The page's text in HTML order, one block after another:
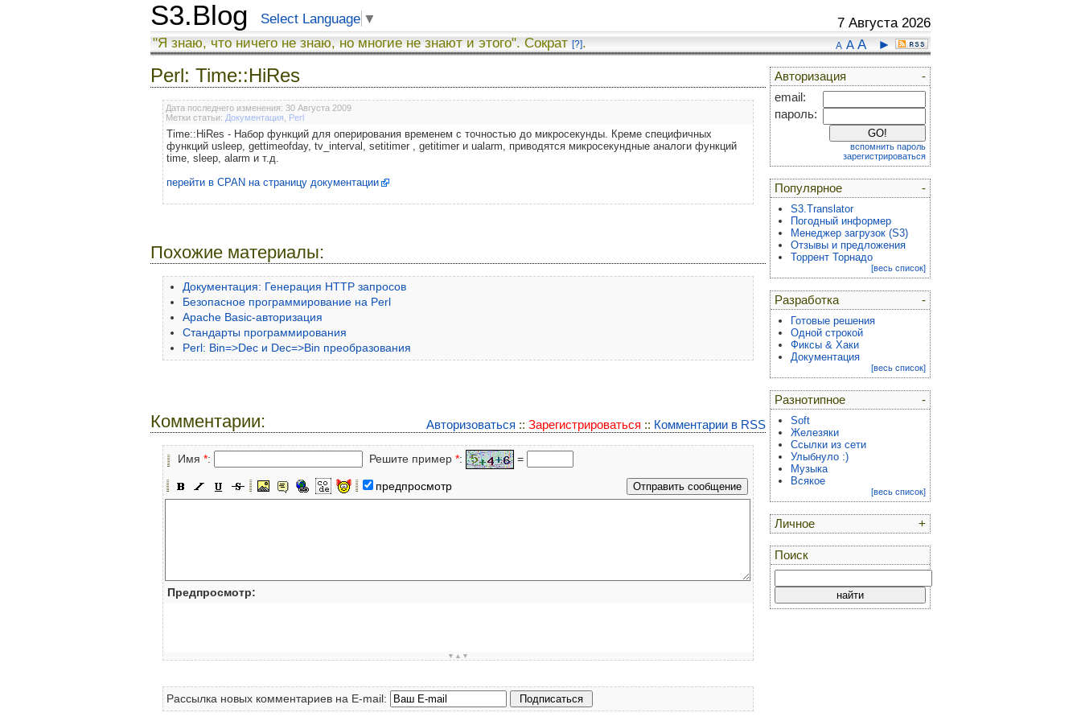
S3.Blog Select Language ▼ 7 Августа 2026
A A A ►
"Я знаю, что ничего не знаю, но многие не знают и этого". Сократ [?].
Perl: Time::HiRes
Дата последнего изменения: 30 Августа 2009
Метки статьи: Документация Perl
Time::HiRes - Набор функций для оперирования временем с точностью до микросекунды. Креме специфичных
функций usleep, gettimeofday, tv_interval, setitimer , getitimer и ualarm, приводятся микросекундные аналоги функций
time, sleep, alarm и т.д.
перейти в CPAN на страницу документации
Похожие материалы:
Документация: Генерация HTTP запросов
Безопасное программирование на Perl
Apache Basic-авторизация
Стандарты программирования
Perl: Bin=>Dec и Dec=>Bin преобразования
Авторизоваться :: Зарегистрироваться :: Комментарии в RSS
Комментарии:
Имя *: Решите пример *: =
предпросмотр
Предпросмотр:
▼▲▼
Рассылка новых комментариев на E-mail:
-
Авторизация
email:
пароль:
вспомнить пароль
зарегистрироваться
-
Популярное
S3.Translator
Погодный информер
Менеджер загрузок (S3)
Отзывы и предложения
Торрент Торнадо
[весь список]
-
Разработка
Готовые решения
Одной строкой
Фиксы & Хаки
Документация
[весь список]
-
Разнотипное
Soft
Железяки
Ссылки из сети
Улыбнуло :)
Музыка
Всякое
[весь список]
+
Личное
Поиск